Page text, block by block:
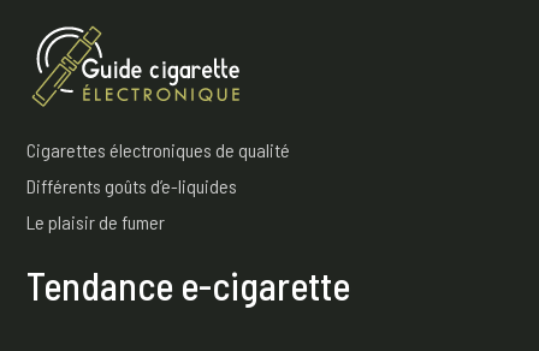
Cigarettes électroniques de qualité
Différents goûts d’e-liquides
Le plaisir de fumer
Tendance e-cigarette